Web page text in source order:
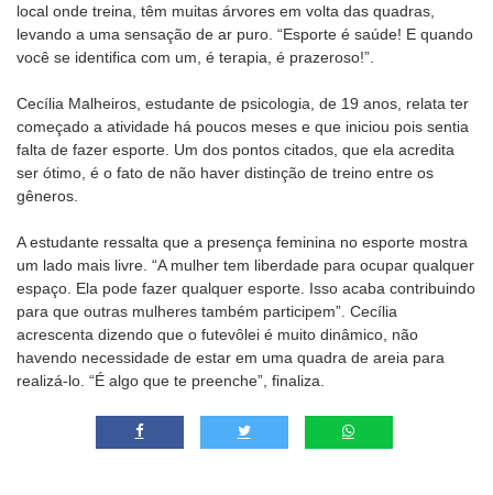
local onde treina, têm muitas árvores em volta das quadras,
levando a uma sensação de ar puro. “Esporte é saúde! E quando
você se identifica com um, é terapia, é prazeroso!”.
Cecília Malheiros, estudante de psicologia, de 19 anos, relata ter
começado a atividade há poucos meses e que iniciou pois sentia
falta de fazer esporte. Um dos pontos citados, que ela acredita
ser ótimo, é o fato de não haver distinção de treino entre os
gêneros.
A estudante ressalta que a presença feminina no esporte mostra
um lado mais livre. “A mulher tem liberdade para ocupar qualquer
espaço. Ela pode fazer qualquer esporte. Isso acaba contribuindo
para que outras mulheres também participem”. Cecília
acrescenta dizendo que o futevôlei é muito dinâmico, não
havendo necessidade de estar em uma quadra de areia para
realizá-lo. “É algo que te preenche”, finaliza.